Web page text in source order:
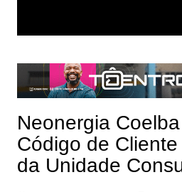
Neonergia
Código de
da Unidade